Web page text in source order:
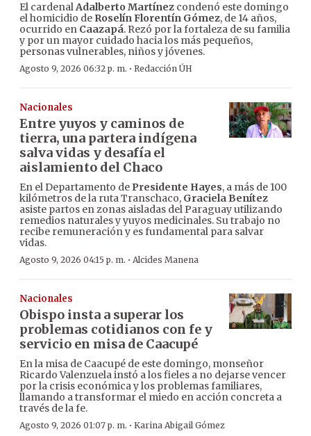
El cardenalAdalberto Martínez condenó este domingo
el homicidio de Roselín Florentín Gómez, de 14 años,
ocurrido en Caazapá. Rezó por la fortaleza de su familia
y por un mayor cuidado hacia los más pequeños,
personas vulnerables, niños y jóvenes.
Agosto 9, 2026 06:32 p. m. · Redacción ÚH
Nacionales
Entre yuyos y caminos de
tierra, una partera indígena
salva vidas y desafía el
aislamiento del Chaco
En el Departamento de Presidente Hayes, a más de 100
kilómetros de la ruta Transchaco, Graciela Benítez
asiste partos en zonas aisladas del Paraguay utilizando
remedios naturales y yuyos medicinales. Su trabajo no
recibe remuneración y es fundamental para salvar
vidas.
Agosto 9, 2026 04:15 p. m. · Alcides Manena
Nacionales
Obispo insta a superar los
problemas cotidianos con fe y
servicio en misa de Caacupé
En la misa de Caacupé de este domingo, monseñor
Ricardo Valenzuela instó a los fieles a no dejarse vencer
por la crisis económica y los problemas familiares,
llamando a transformar el miedo en acción concreta a
través de la fe.
Agosto 9, 2026 01:07 p. m. · Karina Abigail Gómez